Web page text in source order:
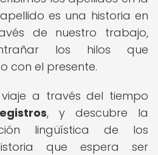
es una historia en
de nuestro trabajo,
los hilos que
con el presente.
a través del tiempo
, y descubre la
lingüística de los
que espera ser